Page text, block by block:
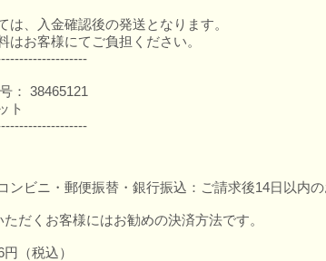
、入金確認後の発送となります。
お客様にてご負担ください。
： 38465121
ト
ンビニ・郵便振替・銀行振込：ご請求後14日以内の
だくお客様にはお勧めの決済方法です。
（税込）